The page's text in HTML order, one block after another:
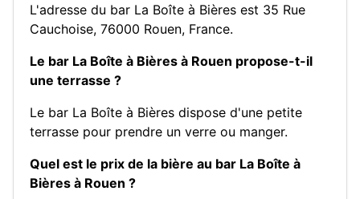
L'adresse du bar La Boîte à Bières est 35 Rue
Cauchoise, 76000 Rouen, France.
Le bar La Boîte à Bières à Rouen propose-t-il
une terrasse ?
Le bar La Boîte à Bières dispose d'une petite
terrasse pour prendre un verre ou manger.
Quel est le prix de la bière au bar La Boîte à
Bières à Rouen ?